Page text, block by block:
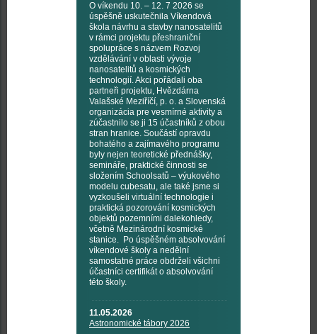
O víkendu 10. – 12. 7 2026 se
úspěšně uskutečnila Víkendová
škola návrhu a stavby nanosatelitů
v rámci projektu přeshraniční
spolupráce s názvem Rozvoj
vzdělávání v oblasti vývoje
nanosatelitů a kosmických
technologií. Akci pořádali oba
partneři projektu, Hvězdárna
Valašské Meziříčí, p. o. a Slovenská
organizácia pre vesmírné aktivity a
zúčastnilo se ji 15 účastníků z obou
stran hranice. Součástí opravdu
bohatého a zajímavého programu
byly nejen teoretické přednášky,
semináře, praktické činnosti se
složením Schoolsatů – výukového
modelu cubesatu, ale také jsme si
vyzkoušeli virtuální technologie i
praktická pozorování kosmických
objektů pozemními dalekohledy,
včetně Mezinárodní kosmické
stanice. Po úspěšném absolvování
víkendové školy a nedělní
samostatné práce obdrželi všichni
účastníci certifikát o absolvování
této školy.
11.05.2026
Astronomické tábory 2026